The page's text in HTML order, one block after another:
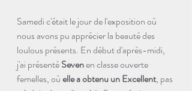
Samedi c'était le jour de l'exposition où
nous avons pu apprécier la beauté des
loulous présents. En début d'après-midi,
j'ai présenté Seven en classe ouverte
femelles, où elle a obtenu un Excellent, pas